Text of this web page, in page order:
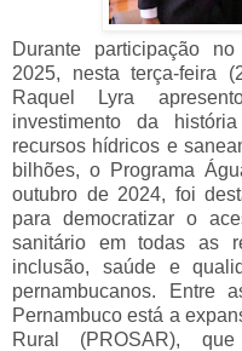
Durante participação
2025, nesta terça-feira
Raquel Lyra
investimento da
recursos hídricos e
bilhões, o Programa
outubro de 2024, foi
para democratizar o
sanitário em todas as
inclusão, saúde e
pernambucanos. Entre
Pernambuco está a
Rural (PROSAR),